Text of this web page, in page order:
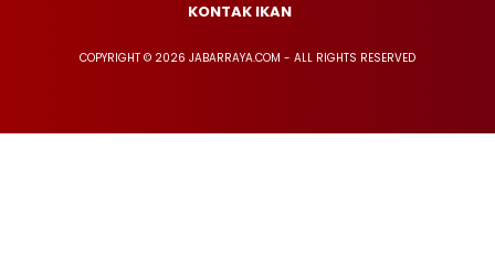
KONTAK IKAN
COPYRIGHT © 2026 JABARRAYA.COM - ALL RIGHTS RESERVED